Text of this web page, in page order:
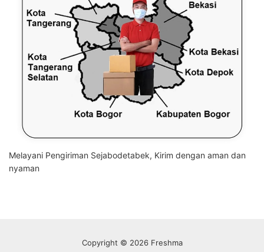
Melayani Pengiriman Sejabodetabek, Kirim dengan aman dan
nyaman
Copyright © 2026 Freshma